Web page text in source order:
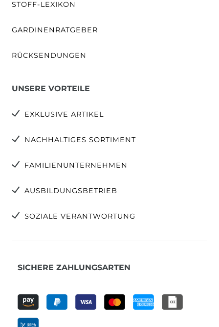
STOFF-LEXIKON
GARDINENRATGEBER
RÜCKSENDUNGEN
UNSERE VORTEILE
EXKLUSIVE ARTIKEL
NACHHALTIGES SORTIMENT
FAMILIENUNTERNEHMEN
AUSBILDUNGSBETRIEB
SOZIALE VERANTWORTUNG
SICHERE ZAHLUNGSARTEN